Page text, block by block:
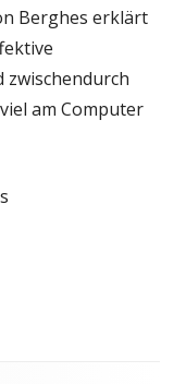
Berghes erklärt
am Computer